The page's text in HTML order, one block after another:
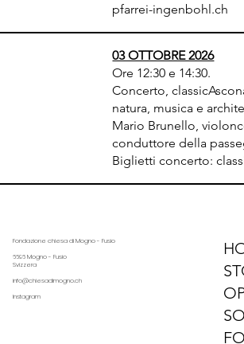
pfarrei-ingenbohl.ch
03 OTTOBRE 2026
Ore 12:30 e 14:30.
Concerto,
natura, musica e
Mario Brunello,
conduttore della
Biglietti concerto:
Fondazione chiesa di Mogno - Fusio
6696 Mogno - Fusio
Svizzera
info@chiesadimogno.ch
Instagram